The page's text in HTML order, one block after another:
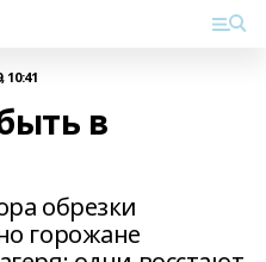
10:41
в
обрезки
горожане